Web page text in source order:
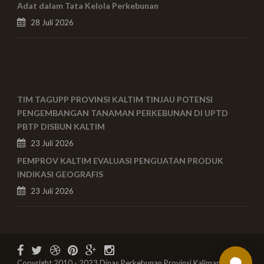
Adat dalam Tata Kelola Perkebunan
28 Juli 2026
TIM TAGUPP PROVINSI KALTIM TINJAU POTENSI
PENGEMBANGAN TANAMAN PERKEBUNAN DI UPTD
PBTP DISBUN KALTIM
23 Juli 2026
PEMPROV KALTIM EVALUASI PENGUATAN PRODUK
INDIKASI GEOGRAFIS
23 Juli 2026